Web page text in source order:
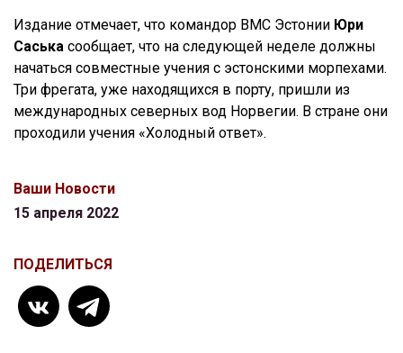
Издание отмечает, что командор ВМС Эстонии Юри
Саська сообщает, что на следующей неделе должны
начаться совместные учения с эстонскими морпехами.
Три фрегата, уже находящихся в порту, пришли из
международных северных вод Норвегии. В стране они
проходили учения «Холодный ответ».
Ваши Новости
15 апреля 2022
ПОДЕЛИТЬСЯ